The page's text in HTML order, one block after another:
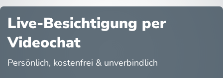
Live-Besichtigung per
Videochat
Persönlich, kostenfrei & unverbindlich